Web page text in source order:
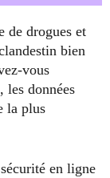
de drogues et
bien
vous
les données
la plus
en ligne